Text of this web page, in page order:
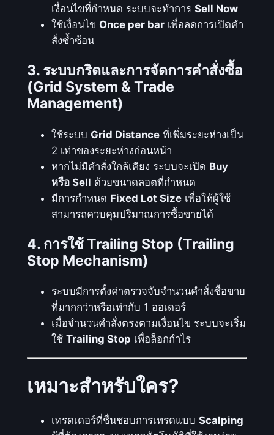
พื่
อ
ต
โ
น้
า
า
เงื่อนไขที่กำหนด ระบบจะทำการ Sell Now
ใช้เงื่อนไข Once per barเพื่อลดการเปิดคำ
สั่งซ้ำซ้อน
3. ระบบกริดและการจัดการคำสั่งซื้อ
(Grid System & Trade
Management)
ใช้ระบบ Grid Distanceที่เพิ่มระยะห่างเป็น
2 เท่าของระยะห่างก่อนหน้า
หากไม่มีคำสั่งใกล้เคียง ระบบจะเปิด Buy
หรือ Sell ด้วยขนาดลอตที่กำหนด
มีการกำหนด Fixed Lot Sizeเพื่อให้ผู้ใช้
สามารถควบคุมปริมาณการซื้อขายได้
4. การใช้ Trailing Stop (Trailing
Stop Mechanism)
ระบบมีการตั้งค่าตรวจจับจำนวนคำสั่งซื้อขาย
ที่มากกว่าหรือเท่ากับ 1 ออเดอร์
เมื่อจำนวนคำสั่งตรงตามเงื่อนไข ระบบจะเริ่ม
ใช้ Trailing Stop เพื่อล็อกกำไร
เหมาะสำหรับใคร?
เทรดเดอร์ที่ชื่นชอบการเทรดแบบ Scalping